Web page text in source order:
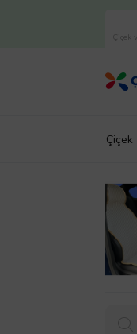
Çiçek